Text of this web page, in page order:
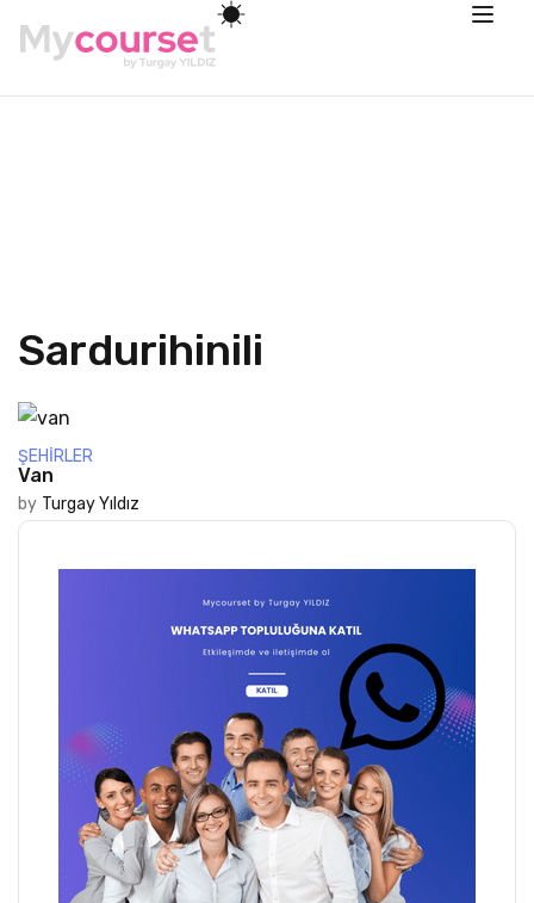
Sardurihinili
ŞEHIRLER
Van
by Turgay Yıldız